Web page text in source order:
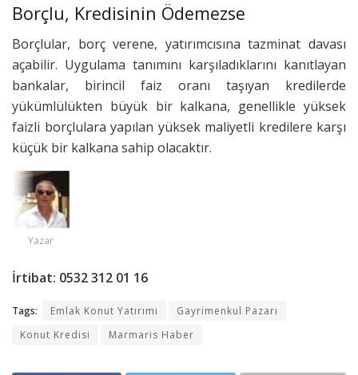
Borçlu, Kredisinin Ödemezse
Borçlular, borç verene, yatırımcısına tazminat davası
açabilir. Uygulama tanımını karşıladıklarını kanıtlayan
bankalar, birincil faiz oranı taşıyan kredilerde
yükümlülükten büyük bir kalkana, genellikle yüksek
faizli borçlulara yapılan yüksek maliyetli kredilere karşı
küçük bir kalkana sahip olacaktır.
Yazar
İrtibat: 0532 312 01 16
Tags: Emlak Konut Yatırımı
Gayrimenkul Pazarı
Konut Kredisi
Marmaris Haber